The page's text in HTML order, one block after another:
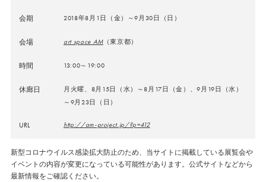
会期 2018年8月1日（金）～9月30日（日）
会場 art space AM（東京都）
時間 13:00～19:00
休廊日
月火曜、8月15日（水）～8月17日（金）、9月19日（水）
～9月23日（日）
URL http://am-project.jp/?p=412
新型コロナウイルス感染拡大防止のため、当サイトに掲載している展覧会や
イベントの内容が変更になっている可能性があります。公式サイトなどから
最新情報をご確認ください。